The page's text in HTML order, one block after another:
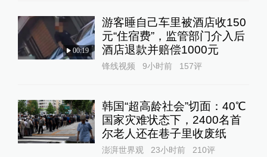
00:19
游客睡自己车里被酒店收150
元“住宿费”，监管部门介入后
酒店退款并赔偿1000元
锋线视频 9小时前 157评
韩国“超高龄社会”切面：40℃
国家灾难状态下，2400名首
尔老人还在巷子里收废纸
澎湃世界观 23小时前 210评